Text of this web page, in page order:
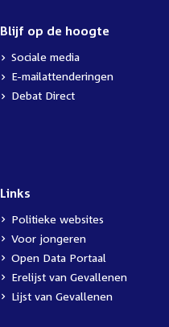
Blijf op de hoogte
Sociale media
E-mailattenderingen
Debat Direct
Links
Politieke websites
Voor jongeren
Open Data Portaal
Erelijst van Gevallenen
Lijst van Gevallenen